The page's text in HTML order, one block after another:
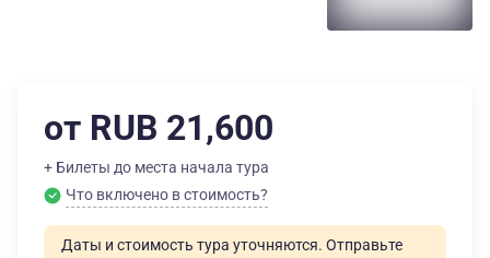
от RUB 21,600
+ Билеты до места начала тура
Что включено в стоимость?
Даты и стоимость тура уточняются. Отправьте